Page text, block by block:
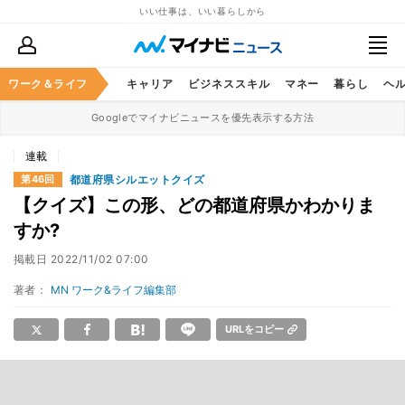
いい仕事は、いい暮らしから
ワーク＆ライフ キャリア ビジネススキル マネー 暮らし ヘ
Googleでマイナビニュースを優先表示する方法
連載
第46回 都道府県シルエットクイズ
【クイズ】この形、どの都道府県かわかりま
すか?
掲載日 2022/11/02 07:00
著者： MN ワーク&ライフ編集部
URLをコピー